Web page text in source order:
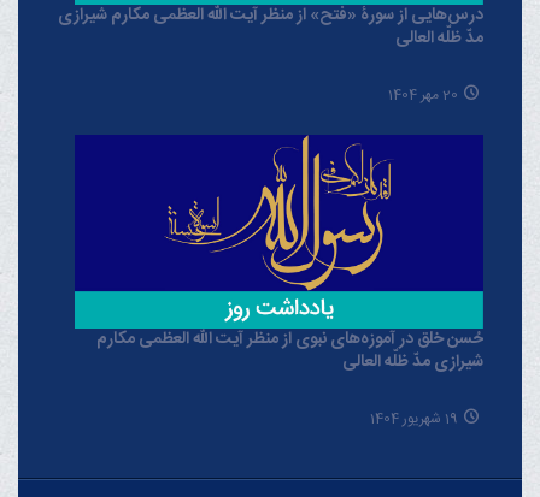
درس‌هایی از سورۀ «فتح» از منظر آیت الله العظمی مکارم شیرازی
مدّ ظلّه العالی
20 مهر 1404
حُسن خلق در آموزه‌های نبوی از منظر آیت الله العظمی مکارم
شیرازی مدّ ظلّه العالی
19 شهریور 1404